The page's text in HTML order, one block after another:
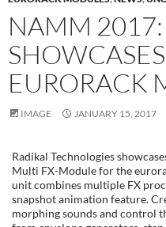
NAMM
EURORACK
IMAGE JANUARY 15, 2017
Radikal Technologies
Multi FX-Module for the
unit combines multiple FX
snapshot animation feature.
morphing sounds and control